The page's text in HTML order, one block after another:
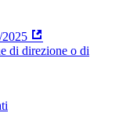
di direzione o di